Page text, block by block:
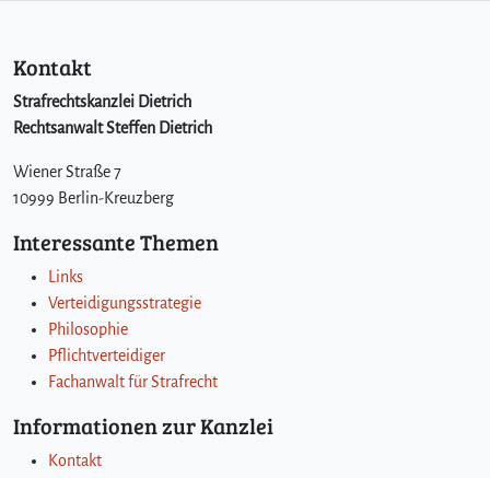
Kontakt
Strafrechtskanzlei Dietrich
Rechtsanwalt Steffen Dietrich
Wiener Straße 7
10999 Berlin-Kreuzberg
Interessante Themen
Links
Verteidigungsstrategie
Philosophie
Pflichtverteidiger
Fachanwalt für Strafrecht
Informationen zur Kanzlei
Kontakt